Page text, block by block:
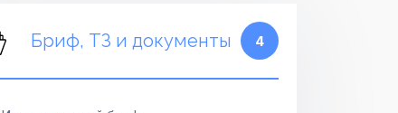
Бриф, ТЗ и документы 4